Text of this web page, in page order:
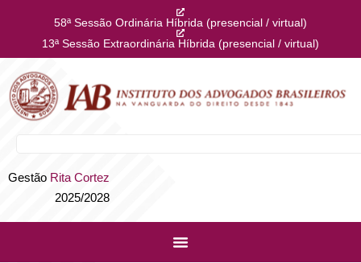
58ª Sessão Ordinária Híbrida (presencial / virtual)
13ª Sessão Extraordinária Híbrida (presencial / virtual)
Gestão Rita Cortez
2025/2028